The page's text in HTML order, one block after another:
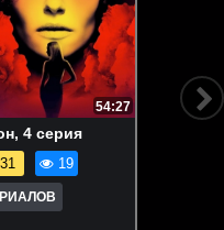
54:27
4 серия
19